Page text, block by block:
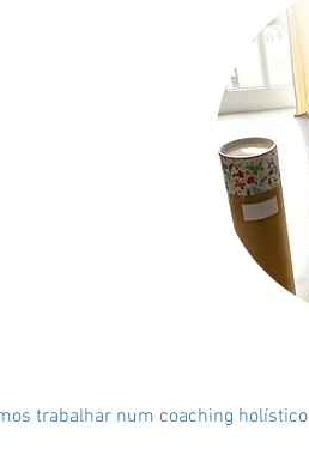
trabalhar num coaching holístico